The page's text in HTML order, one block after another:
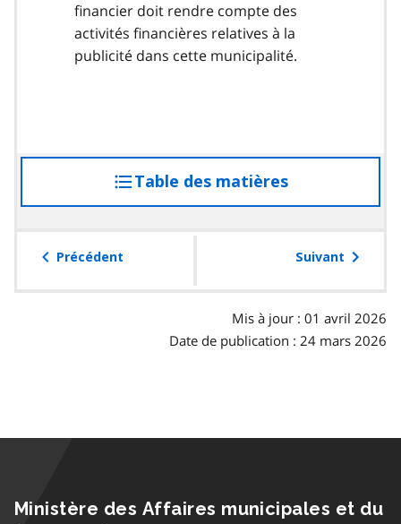
financier doit rendre compte des
activités financières relatives à la
publicité dans cette municipalité.
Table des matières
à
table
Précédent Suivant
Mis à jour : 01 avril 2026
Date de publication : 24 mars 2026
Ministère des Affaires municipales et du